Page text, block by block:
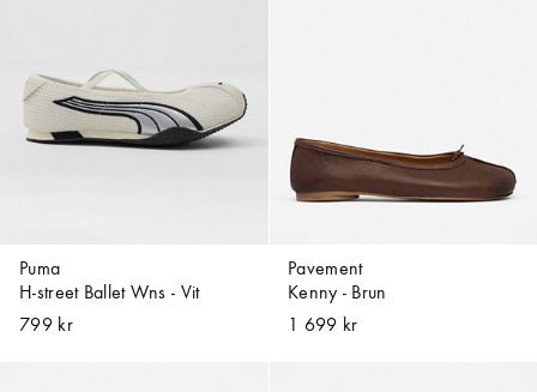
Puma
H-street Ballet Wns - Vit
799 kr
Pavement
Kenny - Brun
1 699 kr